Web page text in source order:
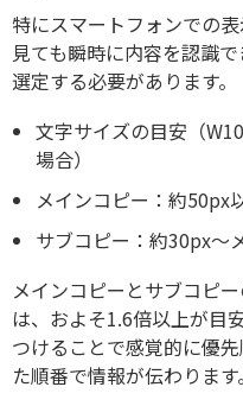
特にスマートフォンでの
見ても瞬時に内容を認識
選定する必要があります。
文字サイズの目安（
場合）
メインコピー：約50px
サブコピー：約30px〜
メインコピーとサブコピ
は、およそ1.6倍以上が目
つけることで感覚的に優
た順番で情報が伝わります。